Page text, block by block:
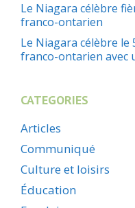
Le Niagara célèbre
franco-ontarien
Le Niagara célèbre
franco-ontarien avec
CATEGORIES
Articles
Communiqué
Culture et loisirs
Éducation